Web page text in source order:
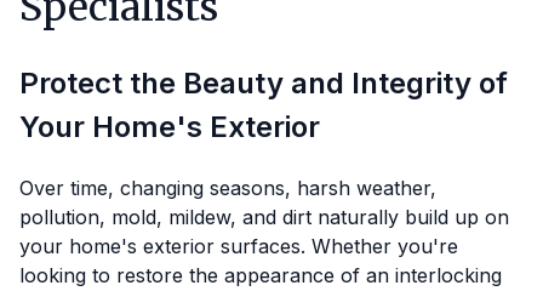
Protect the Beauty and Integrity of
Your Home's Exterior
Over time, changing seasons, harsh weather,
pollution, mold, mildew, and dirt naturally build up on
your home's exterior surfaces. Whether you're
looking to restore the appearance of an interlocking